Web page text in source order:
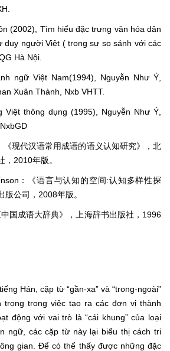
(2002), Tìm hiểu đặc trưng văn hóa dân
duy người Việt ( trong sự so sánh với các
Hà Nội.
Việt Nam(1994), Nguyễn Như Ý,
Xuân Thành, Nxb VHTT.
thông dụng (1995), Nguyễn Như Ý,
现代汉语常用成语的语义认知研究》，北
，2010年版。
：《语言与认知的空间:认知多样性探
公司，2008年版。
国成语大辞典》，上海辞书出版社，1996
Hán, cặp từ “gần-xa” và “trong-ngoài”
trong việc tạo ra các đơn vị thành
động với vai trò là “cái khung” của loại
ngữ, các cặp từ này lại biểu thị cách tri
gian. Để có thể thấy được những đặc